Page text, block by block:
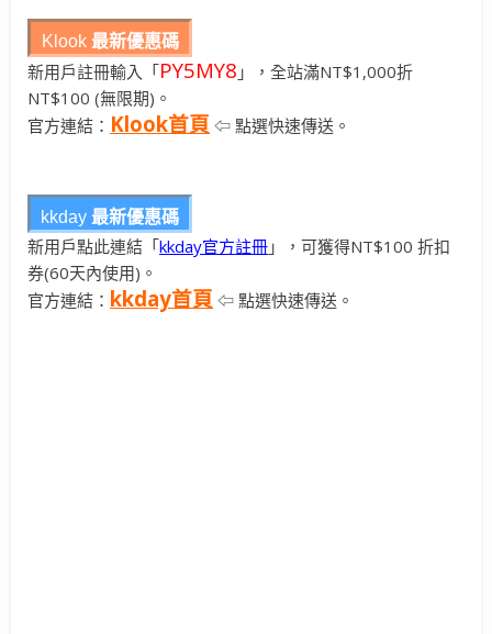
Klook 最新優惠碼
新用戶註冊輸入「PY5MY8 」，全站滿NT$1,000折
NT$100 (無限期)。
官方連結： Klook首頁 ⇦ 點選快速傳送。
kkday 最新優惠碼
新用戶點此連結「kkday官方註冊 」，可獲得NT$100 折扣
券(60天內使用)。
官方連結： kkday首頁 ⇦ 點選快速傳送。